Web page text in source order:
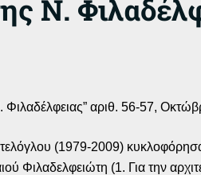
Ν.
αριθ. 56-57,
(1979-2009)
Φιλαδελφειώτη (1. Για την